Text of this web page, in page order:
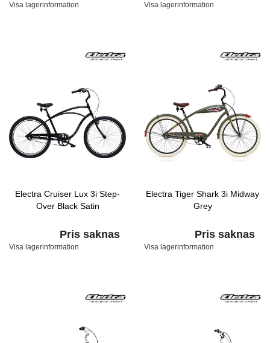
Visa lagerinformation Visa lagerinformation
Electra Cruiser Lux 3i Step-
Over Black Satin
Pris saknas
Visa lagerinformation
Electra Tiger Shark 3i Midway
Grey
Pris saknas
Visa lagerinformation